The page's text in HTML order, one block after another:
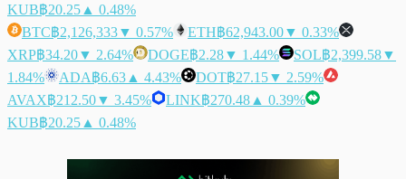
KUB฿20.25 ▲ 0.48%
BTC฿2,126,333▼ 0.57% ETH฿62,943.00▼ 0.33%
XRP฿34.20▼ 2.64% DOGE฿2.28▼ 1.44% SOL฿2,399.58▼
1.84%
ADA฿6.63 ▲ 4.43% DOT฿27.15▼ 2.59%
AVAX฿212.50▼ 3.45% LINK฿270.48 ▲ 0.39%
KUB฿20.25 ▲ 0.48%